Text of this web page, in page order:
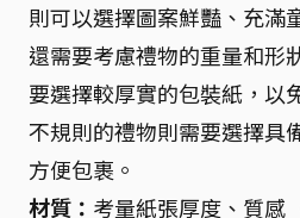
則可以選擇圖案鮮豔、充滿
還需要考慮禮物的重量和形
要選擇較厚實的包裝紙，以
不規則的禮物則需要選擇具
方便包裹。
材質： 考量紙張厚度、質感